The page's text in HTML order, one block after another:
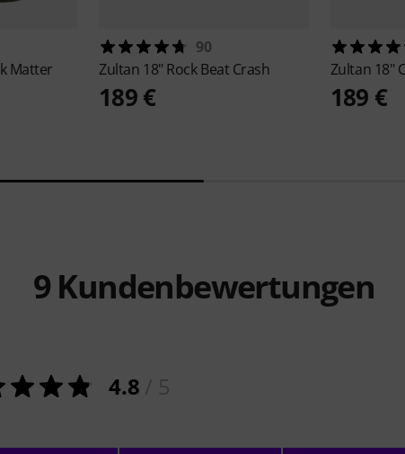
Matter
90
Zultan 18" Rock Beat Crash
189 €
Zultan 18"
189 €
9 Kundenbewertungen
4.8